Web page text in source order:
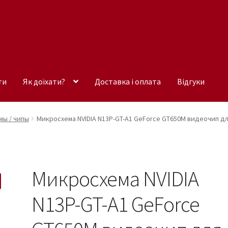
Як доїхати? Доставка і оплата Відгуки
/ чипы Микросхема NVIDIA N13P-GT-A1 GeForce GT650M видеочип
Микросхема NVIDIA
N13P-GT-A1 GeForce